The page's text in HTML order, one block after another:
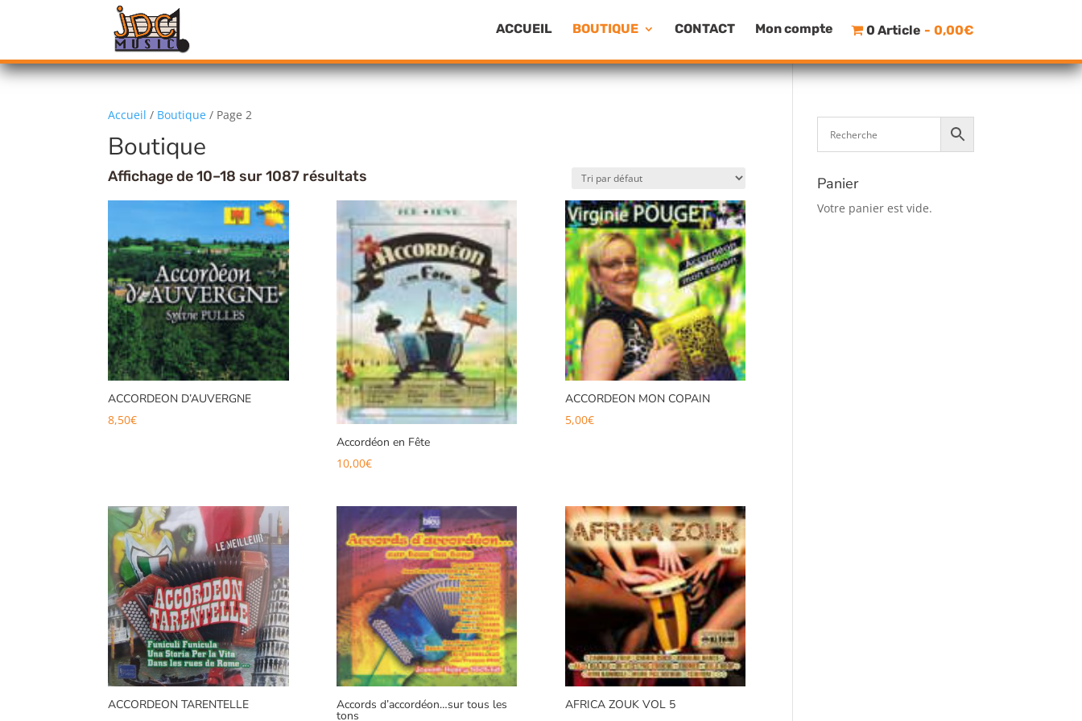
ACCUEIL BOUTIQUE CONTACT Mon compte 0 Article 0,00€
Accueil / Boutique / Page 2
Boutique
Affichage de 10–18 sur 1087 résultats
ACCORDEON D’AUVERGNE
8,50€
Accordéon en Fête
10,00€
ACCORDEON MON COPAIN
5,00€
ACCORDEON TARENTELLE
Accords d’accordéon…sur tous les
tons
AFRICA ZOUK VOL 5
Panier
Votre panier est vide.